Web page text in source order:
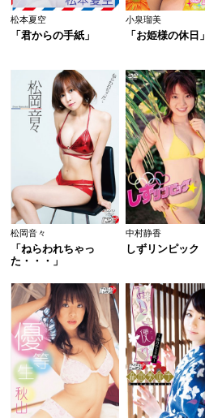
松本夏空
「君からの手紙」
小泉瑠美
「お姫様の休日」
松岡音々
「ねらわれちゃっ
た・・・」
中村静香
しずリンピック